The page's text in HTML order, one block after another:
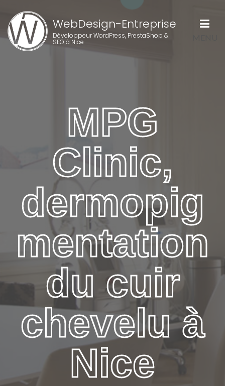
WebDesign-Entreprise
Développeur WordPress, PrestaShop &
SEO à Nice
MPG
Clinic,
dermopig
mentation
du cuir
chevelu à
Nice